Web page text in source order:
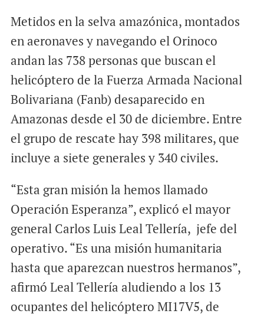
l
b
k
s
p
p
Metidos en la selva amazónica, montados
en aeronaves y navegando el Orinoco
andan las 738 personas que buscan el
helicóptero de la Fuerza Armada Nacional
Bolivariana (Fanb) desaparecido en
Amazonas desde el 30 de diciembre. Entre
el grupo de rescate hay 398 militares, que
incluye a siete generales y 340 civiles.
“Esta gran misión la hemos llamado
Operación Esperanza”, explicó el mayor
general Carlos Luis Leal Tellería, jefe del
operativo. “Es una misión humanitaria
hasta que aparezcan nuestros hermanos”,
afirmó Leal Tellería aludiendo a los 13
ocupantes del helicóptero MI17V5, de